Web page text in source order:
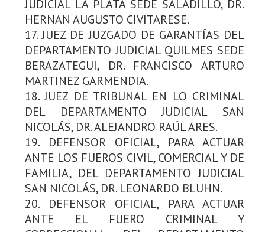
JUDICIAL LA PLATA SEDE SALADILLO, DR.
HERNAN AUGUSTO CIVITARESE.
17. JUEZ DE JUZGADO DE GARANTÍAS DEL
DEPARTAMENTO JUDICIAL QUILMES SEDE
BERAZATEGUI, DR. FRANCISCO ARTURO
MARTINEZ GARMENDIA.
18. JUEZ DE TRIBUNAL EN LO CRIMINAL
DEL DEPARTAMENTO JUDICIAL SAN
NICOLÁS, DR. ALEJANDRO RAÚL ARES.
19. DEFENSOR OFICIAL, PARA ACTUAR
ANTE LOS FUEROS CIVIL, COMERCIAL Y DE
FAMILIA, DEL DEPARTAMENTO JUDICIAL
SAN NICOLÁS, DR. LEONARDO BLUHN.
20. DEFENSOR OFICIAL, PARA ACTUAR
ANTE EL FUERO CRIMINAL Y